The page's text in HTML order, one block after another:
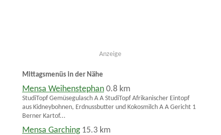
Anzeige
Mittagsmenüs in der Nähe
Mensa Weihenstephan 0.8 km
StudiTopf Gemüsegulasch A A StudiTopf Afrikanischer Eintopf
aus Kidneybohnen, Erdnussbutter und Kokosmilch A A Gericht 1
Berner Kartof...
Mensa Garching 15.3 km